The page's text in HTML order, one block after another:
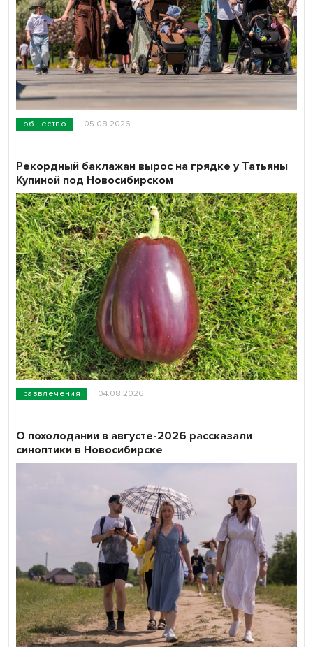
общество 05.08.2026
развлечения 04.08.2026
Рекордный баклажан вырос на грядке у Татьяны
Купиной под Новосибирском
О похолодании в августе-2026 рассказали
синоптики в Новосибирске